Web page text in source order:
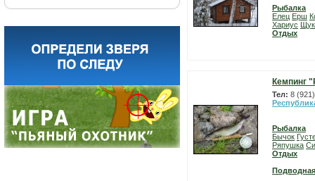
Рыбалка
Елец Ерш
Хариус
Отдых
Кемпинг
Тел: 8
Рыбалка
Бычок
Ряпушка
Отдых